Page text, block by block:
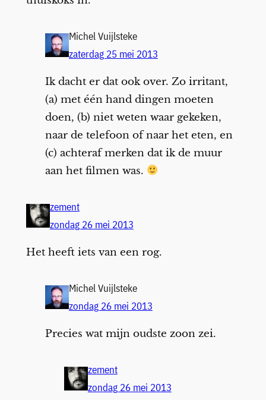
Michel Vuijlsteke
zaterdag 25 mei 2013
Ik dacht er dat ook over. Zo irritant,
(a) met één hand dingen moeten
doen, (b) niet weten waar gekeken,
naar de telefoon of naar het eten, en
(c) achteraf merken dat ik de muur
aan het filmen was.
zement
zondag 26 mei 2013
Het heeft iets van een rog.
Michel Vuijlsteke
zondag 26 mei 2013
Precies wat mijn oudste zoon zei.
zement
zondag 26 mei 2013